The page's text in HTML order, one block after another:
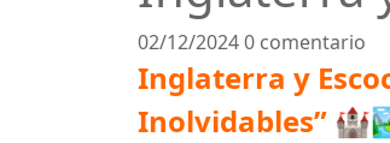
02/12/20240 comentario
Inglaterra y
Inolvidables”